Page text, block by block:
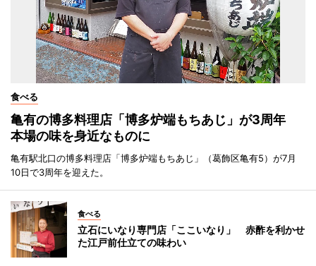
食べる
亀有の博多料理店「博多炉端もちあじ」が3周年
本場の味を身近なものに
亀有駅北口の博多料理店「博多炉端もちあじ」（葛飾区亀有5）が7月
10日で3周年を迎えた。
食べる
立石にいなり専門店「ここいなり」 赤酢を利かせ
た江戸前仕立ての味わい